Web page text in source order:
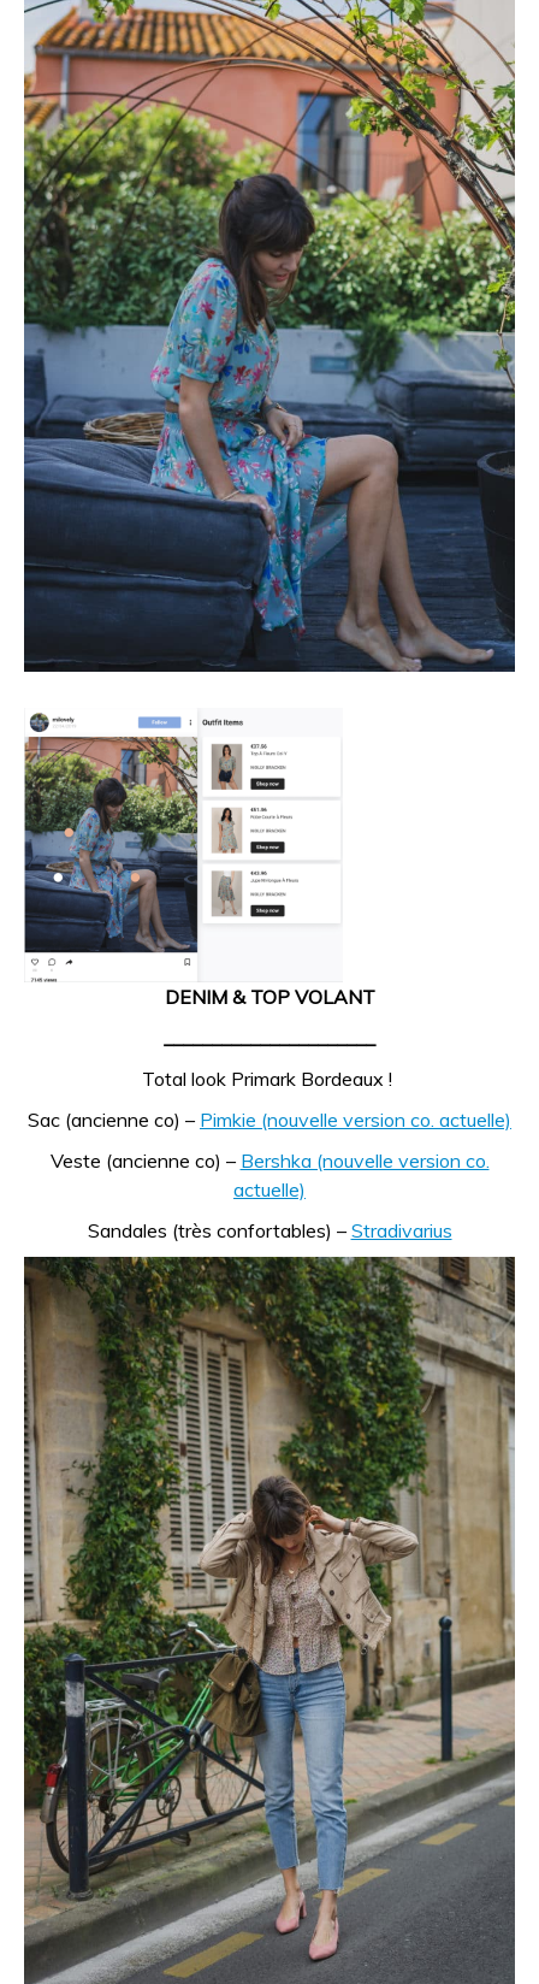
DENIM & TOP VOLANT
______________________
Total look Primark Bordeaux !
Sac (ancienne co) – Pimkie (nouvelle version co. actuelle)
Veste (ancienne co) – Bershka (nouvelle version co.
actuelle)
Sandales (très confortables) – Stradivarius